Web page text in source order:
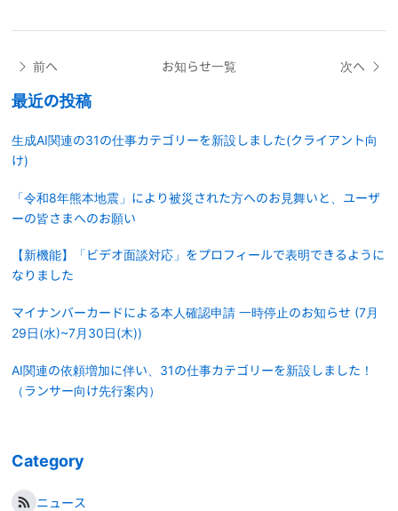
前へ お知らせ一覧 次へ
最近の投稿
生成AI関連の31の仕事カテゴリーを新設しました(クライアント向
け)
「令和8年熊本地震」により被災された方へのお見舞いと、ユーザ
ーの皆さまへのお願い
【新機能】「ビデオ面談対応」をプロフィールで表明できるように
なりました
マイナンバーカードによる本人確認申請 一時停止のお知らせ (7月
29日(水)~7月30日(木))
AI関連の依頼増加に伴い、31の仕事カテゴリーを新設しました！
（ランサー向け先行案内）
Category
ニュース